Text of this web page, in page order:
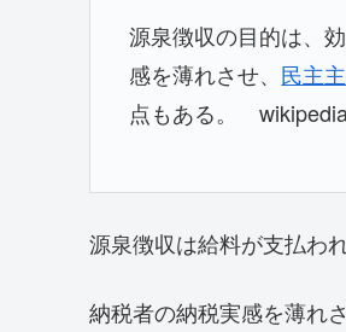
源泉徴収の目的は、
感を薄れさせ、 民主
点もある。
源泉徴収は給料が支払わ
納税者の納税実感を薄れ